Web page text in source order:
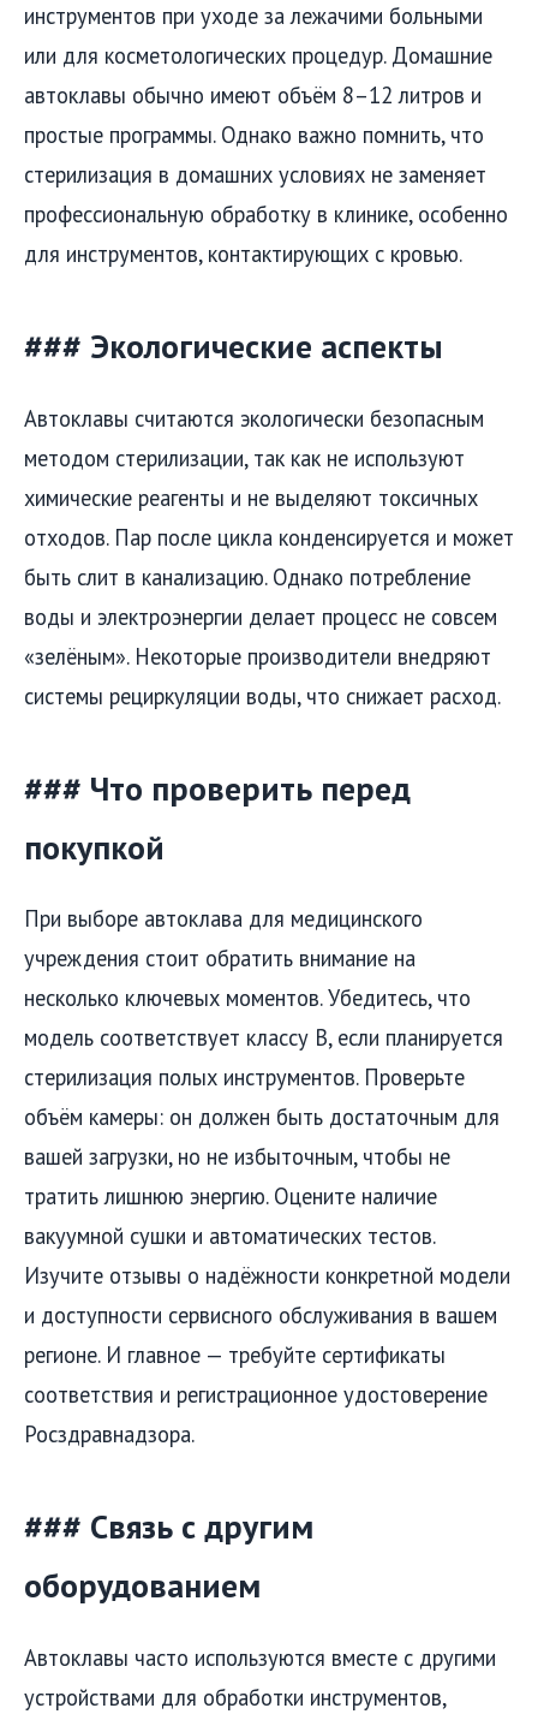
инструментов при уходе за лежачими больными
или для косметологических процедур. Домашние
автоклавы обычно имеют объём 8–12 литров и
простые программы. Однако важно помнить, что
стерилизация в домашних условиях не заменяет
профессиональную обработку в клинике, особенно
для инструментов, контактирующих с кровью.
### Экологические аспекты
Автоклавы считаются экологически безопасным
методом стерилизации, так как не используют
химические реагенты и не выделяют токсичных
отходов. Пар после цикла конденсируется и может
быть слит в канализацию. Однако потребление
воды и электроэнергии делает процесс не совсем
«зелёным». Некоторые производители внедряют
системы рециркуляции воды, что снижает расход.
### Что проверить перед
покупкой
При выборе автоклава для медицинского
учреждения стоит обратить внимание на
несколько ключевых моментов. Убедитесь, что
модель соответствует классу B, если планируется
стерилизация полых инструментов. Проверьте
объём камеры: он должен быть достаточным для
вашей загрузки, но не избыточным, чтобы не
тратить лишнюю энергию. Оцените наличие
вакуумной сушки и автоматических тестов.
Изучите отзывы о надёжности конкретной модели
и доступности сервисного обслуживания в вашем
регионе. И главное — требуйте сертификаты
соответствия и регистрационное удостоверение
Росздравнадзора.
### Связь с другим
оборудованием
Автоклавы часто используются вместе с другими
устройствами для обработки инструментов,